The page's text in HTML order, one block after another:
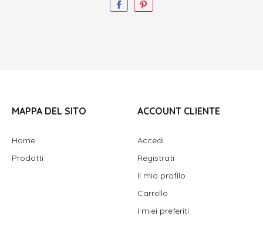
MAPPA DEL SITO
Home
Prodotti
ACCOUNT CLIENTE
Accedi
Registrati
Il mio profilo
Carrello
I miei preferiti